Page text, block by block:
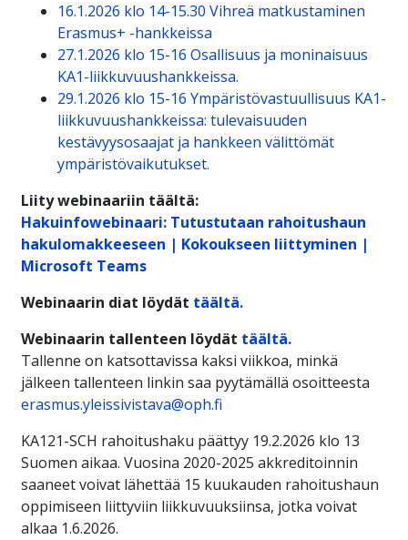
16.1.2026 klo 14-15.30 Vihreä matkustaminen
Erasmus+ -hankkeissa
27.1.2026 klo 15-16 Osallisuus ja moninaisuus
KA1-liikkuvuushankkeissa.
29.1.2026 klo 15-16 Ympäristövastuullisuus KA1-
liikkuvuushankkeissa: tulevaisuuden
kestävyysosaajat ja hankkeen välittömät
ympäristövaikutukset.
Liity webinaariin täältä:
Hakuinfowebinaari: Tutustutaan rahoitushaun
hakulomakkeeseen | Kokoukseen liittyminen |
Microsoft Teams
Webinaarin diat löydät täältä.
Webinaarin tallenteen löydät täältä.
Tallenne on katsottavissa kaksi viikkoa, minkä
jälkeen tallenteen linkin saa pyytämällä osoitteesta
erasmus.yleissivistava@oph.fi
KA121-SCH rahoitushaku päättyy 19.2.2026 klo 13
Suomen aikaa. Vuosina 2020-2025 akkreditoinnin
saaneet voivat lähettää 15 kuukauden rahoitushaun
oppimiseen liittyviin liikkuvuuksiinsa, jotka voivat
alkaa 1.6.2026.